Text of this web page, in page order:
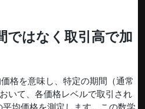
ではなく取引高で加
格を意味し、特定の期間（通常
いて、各価格レベルで取引され